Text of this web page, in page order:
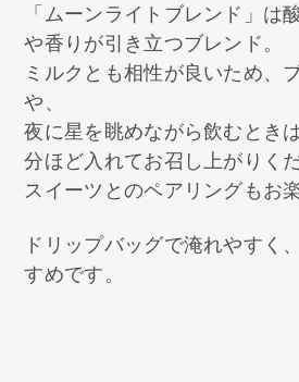
「ムーンライトブレンド」は
や香りが引き立つブレンド。​
ミルクとも相性が良いため、
や、​
夜に星を眺めながら飲むとき
分ほど入れてお召し上がりくだ
スイーツとのペアリングもお
ドリップバッグで淹れやすく
すめです。